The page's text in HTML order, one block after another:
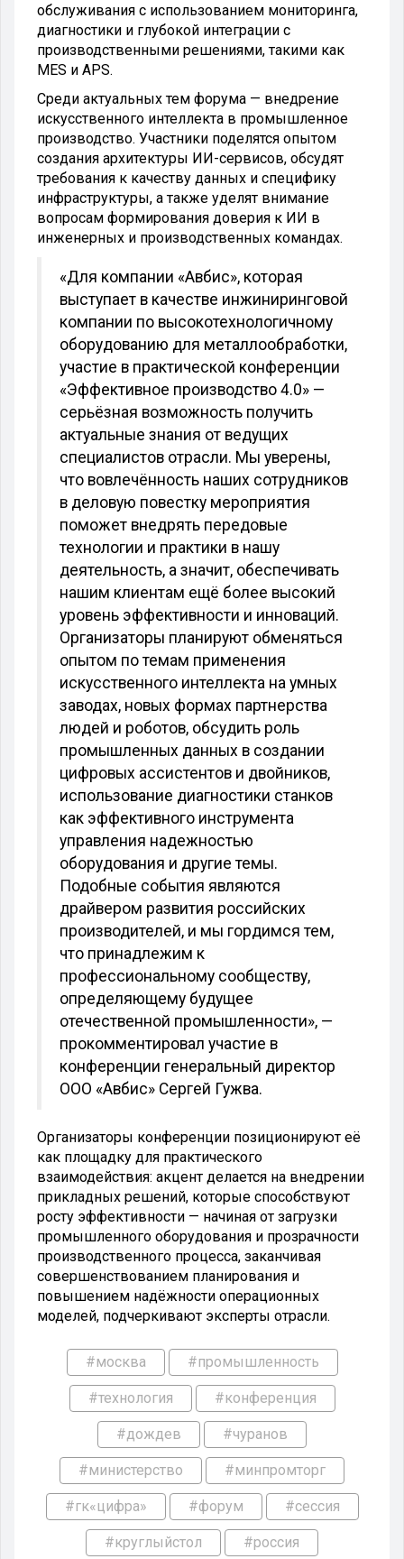
обслуживания с использованием мониторинга,
диагностики и глубокой интеграции с
производственными решениями, такими как
MES и APS.
Среди актуальных тем форума — внедрение
искусственного интеллекта в промышленное
производство. Участники поделятся опытом
создания архитектуры ИИ-сервисов, обсудят
требования к качеству данных и специфику
инфраструктуры, а также уделят внимание
вопросам формирования доверия к ИИ в
инженерных и производственных командах.
«Для компании «Авбис», которая
выступает в качестве инжиниринговой
компании по высокотехнологичному
оборудованию для металлообработки,
участие в практической конференции
«Эффективное производство 4.0» —
серьёзная возможность получить
актуальные знания от ведущих
специалистов отрасли. Мы уверены,
что вовлечённость наших сотрудников
в деловую повестку мероприятия
поможет внедрять передовые
технологии и практики в нашу
деятельность, а значит, обеспечивать
нашим клиентам ещё более высокий
уровень эффективности и инноваций.
Организаторы планируют обменяться
опытом по темам применения
искусственного интеллекта на умных
заводах, новых формах партнерства
людей и роботов, обсудить роль
промышленных данных в создании
цифровых ассистентов и двойников,
использование диагностики станков
как эффективного инструмента
управления надежностью
оборудования и другие темы.
Подобные события являются
драйвером развития российских
производителей, и мы гордимся тем,
что принадлежим к
профессиональному сообществу,
определяющему будущее
отечественной промышленности», —
прокомментировал участие в
конференции генеральный директор
ООО «Авбис» Сергей Гужва.
Организаторы конференции позиционируют её
как площадку для практического
взаимодействия: акцент делается на внедрении
прикладных решений, которые способствуют
росту эффективности — начиная от загрузки
промышленного оборудования и прозрачности
производственного процесса, заканчивая
совершенствованием планирования и
повышением надёжности операционных
моделей, подчеркивают эксперты отрасли.
#москва #промышленность
#технология #конференция
#дождев #чуранов
#министерство #минпромторг
#гк«цифра» #форум #сессия
#круглыйстол #россия